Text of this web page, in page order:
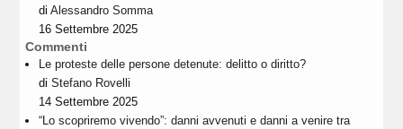
diAlessandro Somma
16 Settembre 2025
Commenti
Le proteste delle persone detenute: delitto o diritto?
diStefano Rovelli
14 Settembre 2025
“Lo scopriremo vivendo”: danni avvenuti e danni a venire tra